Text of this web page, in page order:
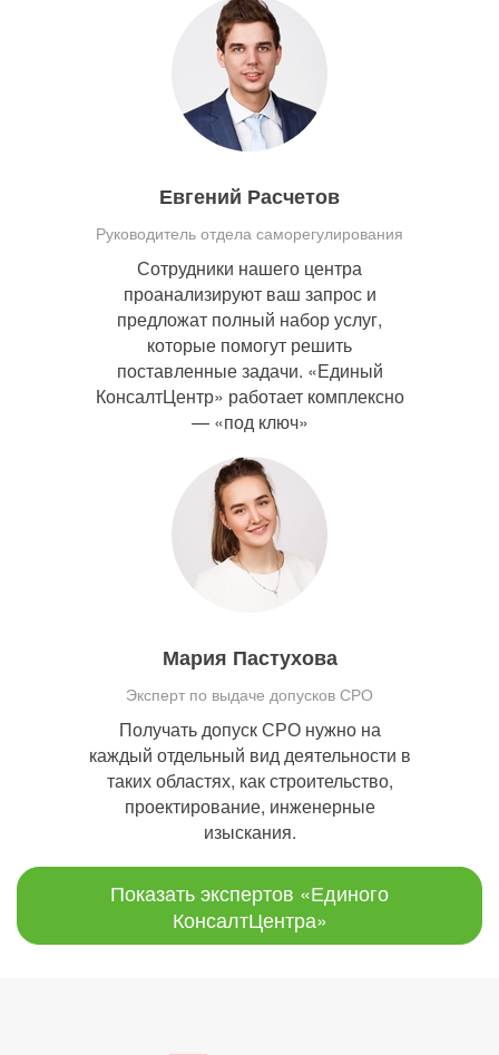
Евгений Расчетов
Руководитель отдела саморегулирования
Сотрудники нашего центра
проанализируют ваш запрос и
предложат полный набор услуг,
которые помогут решить
поставленные задачи. «Единый
КонсалтЦентр» работает комплексно
— «под ключ»
Мария Пастухова
Эксперт по выдаче допусков СРО
Получать допуск СРО нужно на
каждый отдельный вид деятельности в
таких областях, как строительство,
проектирование, инженерные
изыскания.
Показать экспертов «Единого
КонсалтЦентра»